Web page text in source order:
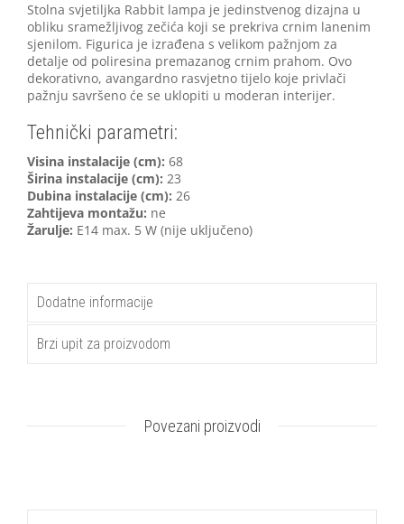
Stolna svjetiljka Rabbit lampa je jedinstvenog dizajna u
obliku sramežljivog zečića koji se prekriva crnim lanenim
sjenilom. Figurica je izrađena s velikom pažnjom za
detalje od poliresina premazanog crnim prahom. Ovo
dekorativno, avangardno rasvjetno tijelo koje privlači
pažnju savršeno će se uklopiti u moderan interijer.
Tehnički parametri:
Visina instalacije (cm): 68
Širina instalacije (cm): 23
Dubina instalacije (cm): 26
Zahtijeva montažu: ne
Žarulje: E14 max. 5 W (nije uključeno)
Dodatne informacije
Brzi upit za proizvodom
Povezani proizvodi